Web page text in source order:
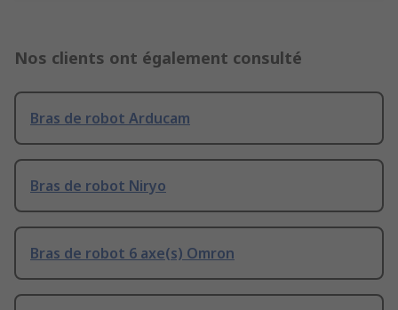
Nos clients ont également consulté
Bras de robot Arducam
Bras de robot Niryo
Bras de robot 6 axe(s) Omron